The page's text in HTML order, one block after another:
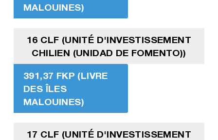
MALOUINES)
16 CLF (UNITÉ D'INVESTISSEMENT
CHILIEN (UNIDAD DE FOMENTO))
391,37 FKP (LIVRE
DES ÎLES
MALOUINES)
17 CLF (UNITÉ D'INVESTISSEMENT